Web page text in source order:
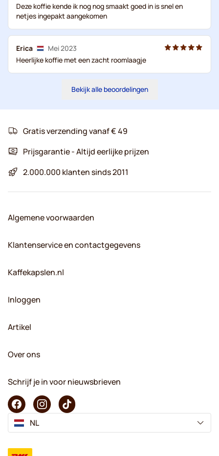
Deze koffie kende ik nog nog smaakt goed in is snel en
netjes ingepakt aangekomen
Erica
Mei 2023
Heerlijke koffie met een zacht roomlaagje
Bekijk alle beoordelingen
Gratis verzending vanaf € 49
Prijsgarantie - Altijd eerlijke prijzen
2.000.000 klanten sinds 2011
Algemene voorwaarden
Klantenservice en contactgegevens
Kaffekapslen.nl
Inloggen
Artikel
Over ons
Schrijf je in voor nieuwsbrieven
NL